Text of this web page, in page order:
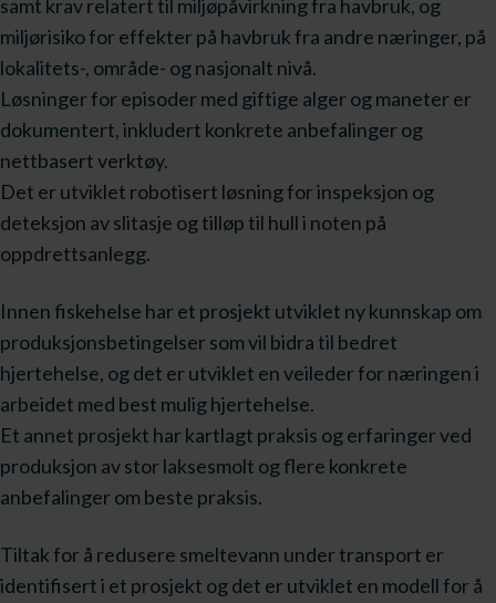
samt krav relatert til miljøpåvirkning fra havbruk, og
miljørisiko for effekter på havbruk fra andre næringer, på
lokalitets-, område- og nasjonalt nivå.
Løsninger for episoder med giftige alger og maneter er
dokumentert, inkludert konkrete anbefalinger og
nettbasert verktøy.
Det er utviklet robotisert løsning for inspeksjon og
deteksjon av slitasje og tilløp til hull i noten på
oppdrettsanlegg.
Innen fiskehelse har et prosjekt utviklet ny kunnskap om
produksjonsbetingelser som vil bidra til bedret
hjertehelse, og det er utviklet en veileder for næringen i
arbeidet med best mulig hjertehelse.
Et annet prosjekt har kartlagt praksis og erfaringer ved
produksjon av stor laksesmolt og flere konkrete
anbefalinger om beste praksis.
Tiltak for å redusere smeltevann under transport er
identifisert i et prosjekt og det er utviklet en modell for å